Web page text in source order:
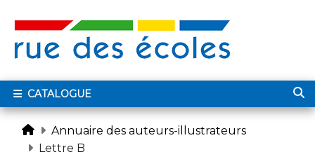
CATALOGUE
Annuaire des auteurs-illustrateurs
Lettre B